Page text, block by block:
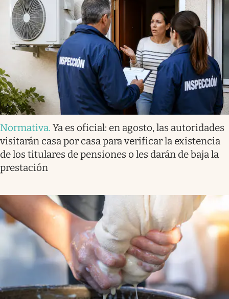
Normativa. Ya es oficial: en agosto, las autoridades
visitarán casa por casa para verificar la existencia
de los titulares de pensiones o les darán de baja la
prestación